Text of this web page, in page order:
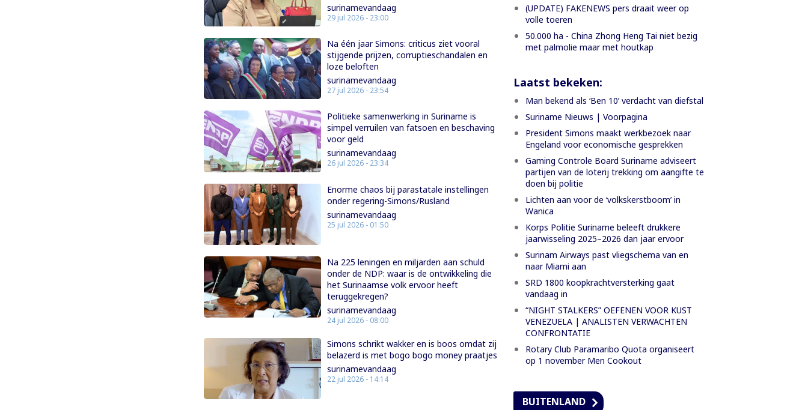
surinamevandaag
29 jul 2026 - 23:00
Na één jaar Simons: criticus ziet vooral
stijgende prijzen, corruptieschandalen en
loze beloften
surinamevandaag
27 jul 2026 - 23:54
Politieke samenwerking in Suriname is
simpel verruilen van fatsoen en beschaving
voor geld
surinamevandaag
26 jul 2026 - 23:34
Enorme chaos bij parastatale instellingen
onder regering-Simons/Rusland
surinamevandaag
25 jul 2026 - 01:50
Na 225 leningen en miljarden aan schuld
onder de NDP: waar is de ontwikkeling die
het Surinaamse volk ervoor heeft
teruggekregen?
surinamevandaag
24 jul 2026 - 08:00
Simons schrikt wakker en is boos omdat zij
belazerd is met bogo bogo money praatjes
surinamevandaag
22 jul 2026 - 14:14
(UPDATE) FAKENEWS pers draait weer op
volle toeren
50.000 ha - China Zhong Heng Tai niet bezig
met palmolie maar met houtkap
Laatst bekeken:
Man bekend als ‘Ben 10’ verdacht van diefstal
Suriname Nieuws | Voorpagina
President Simons maakt werkbezoek naar
Engeland voor economische gesprekken
Gaming Controle Board Suriname adviseert
partijen van de loterij trekking om aangifte te
doen bij politie
Lichten aan voor de ‘volkskerstboom’ in
Wanica
Korps Politie Suriname beleeft drukkere
jaarwisseling 2025–2026 dan jaar ervoor
Surinam Airways past vliegschema van en
naar Miami aan
SRD 1800 koopkrachtversterking gaat
vandaag in
“NIGHT STALKERS” OEFENEN VOOR KUST
VENEZUELA | ANALISTEN VERWACHTEN
CONFRONTATIE
Rotary Club Paramaribo Quota organiseert
op 1 november Men Cookout
BUITENLAND